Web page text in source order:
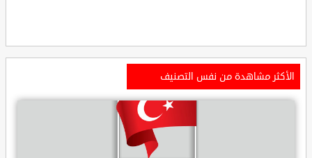
الأكثر مشاهدة من نفس التصنيف